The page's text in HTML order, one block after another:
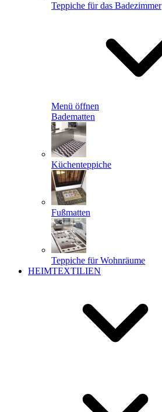
Teppiche für das Badezimmer
Menü öffnen
Badematten
Küchenteppiche
Fußmatten
Teppiche für Wohnräume
HEIMTEXTILIEN